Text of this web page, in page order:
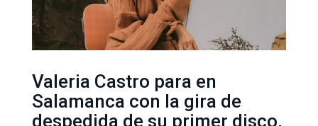
Valeria Castro para en
Salamanca con la gira de
despedida de su primer disco,